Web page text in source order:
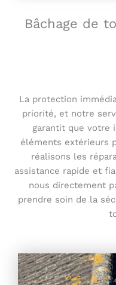
Bâchage de
La protection
priorité, et notre
garantit que votre
éléments extérieurs
réalisons les
assistance rapide et
nous directement
prendre soin de la